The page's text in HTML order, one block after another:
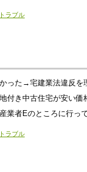
ラブル
った→宅建業法違反
付き中古住宅が安い
業者Eのところに行
ラブル